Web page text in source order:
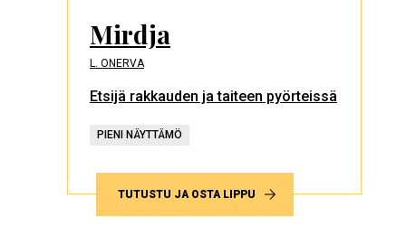
Mirdja
L. ONERVA
Etsijä rakkauden ja taiteen pyörteissä
PIENI NÄYTTÄMÖ
TUTUSTU JA OSTA LIPPU